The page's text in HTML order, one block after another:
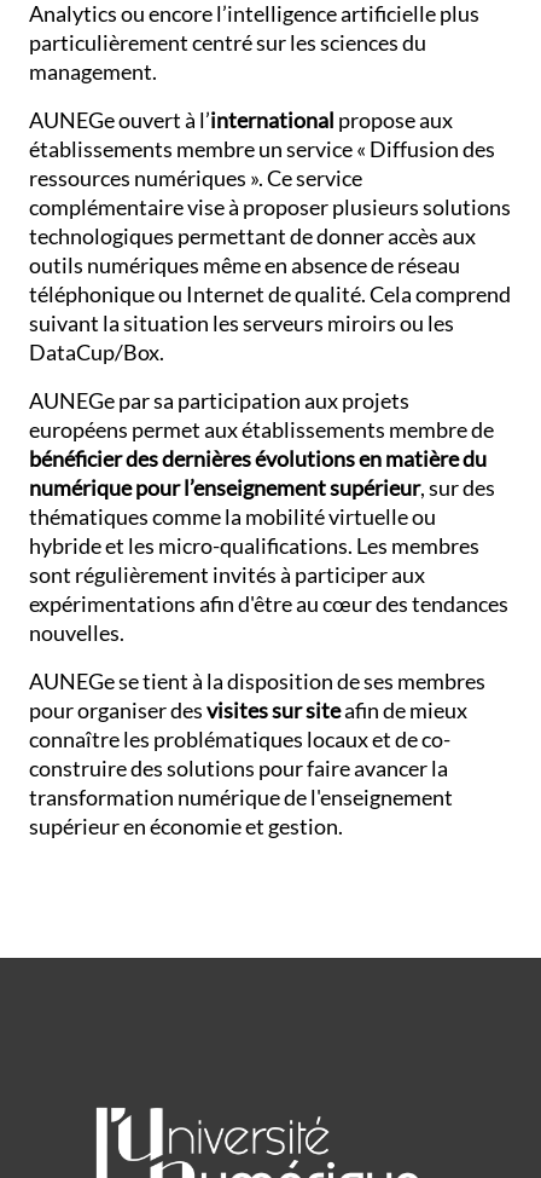
Analytics ou encore l’intelligence artificielle plus
particulièrement centré sur les sciences du
management.
AUNEGe ouvert à l’international propose aux
établissements membre un service « Diffusion des
ressources numériques ». Ce service
complémentaire vise à proposer plusieurs solutions
technologiques permettant de donner accès aux
outils numériques même en absence de réseau
téléphonique ou Internet de qualité. Cela comprend
suivant la situation les serveurs miroirs ou les
DataCup/Box.
AUNEGe par sa participation aux projets
européens permet aux établissements membre de
bénéficier des dernières évolutions en matière du
numérique pour l’enseignement supérieur, sur des
thématiques comme la mobilité virtuelle ou
hybride et les micro-qualifications. Les membres
sont régulièrement invités à participer aux
expérimentations afin d'être au cœur des tendances
nouvelles.
AUNEGe se tient à la disposition de ses membres
pour organiser desvisitessur siteafin de mieux
connaître les problématiques locaux et de co-
construire des solutions pour faire avancer la
transformation numérique de l'enseignement
supérieur en économie et gestion.